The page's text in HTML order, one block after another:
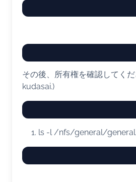
その後、所有権を確認してく
kudasai.)
ls -l/nfs/general/